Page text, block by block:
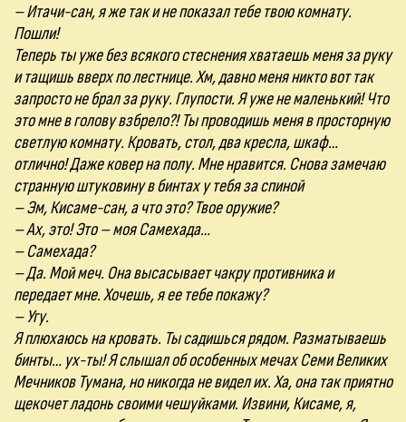
– Итачи-сан, я же так и не показал тебе твою комнату.
Пошли!
Теперь ты уже без всякого стеснения хватаешь меня за руку
и тащишь вверх по лестнице. Хм, давно меня никто вот так
запросто не брал за руку. Глупости. Я уже не маленький! Что
это мне в голову взбрело?! Ты проводишь меня в просторную
светлую комнату. Кровать, стол, два кресла, шкаф…
отлично! Даже ковер на полу. Мне нравится. Снова замечаю
странную штуковину в бинтах у тебя за спиной
– Эм, Кисаме-сан, а что это? Твое оружие?
– Ах, это! Это – моя Самехада…
– Самехада?
– Да. Мой меч. Она высасывает чакру противника и
передает мне. Хочешь, я ее тебе покажу?
– Угу.
Я плюхаюсь на кровать. Ты садишься рядом. Разматываешь
бинты… ух-ты! Я слышал об особенных мечах Семи Великих
Мечников Тумана, но никогда не видел их. Ха, она так приятно
щекочет ладонь своими чешуйками. Извини, Кисаме, я,